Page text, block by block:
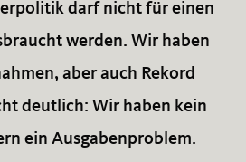
darf nicht für einen
werden. Wir haben
aber auch Rekord
deutlich: Wir haben kein
ein Ausgabenproblem.